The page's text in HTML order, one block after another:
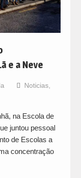
e a Neve
Noticias,
na Escola de
juntou pessoal
de Escolas a
concentração